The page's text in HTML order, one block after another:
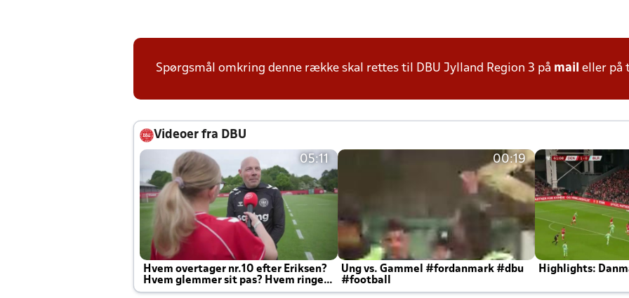
Spørgsmål omkring denne række skal rettes til DBU Jylland Region 3 på mail eller på
Videoer fra DBU
05:11
Hvem overtager nr.10 efter Eriksen?
Hvem glemmer sit pas? Hvem ringer
Joachim altid til efter kampe?
00:19
Ung vs. Gammel #fordanmark #dbu
#football
Highlights: